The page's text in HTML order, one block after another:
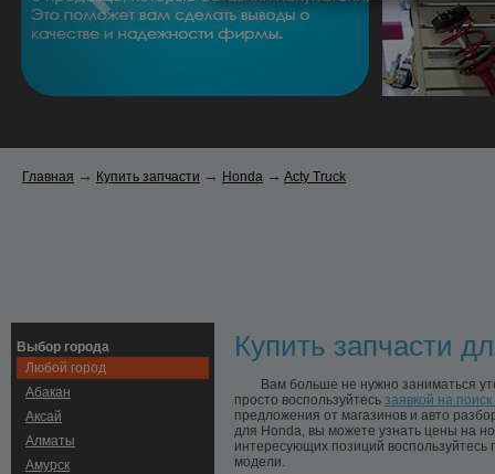
Главная → Купить запчасти → Honda → Acty Truck
Выбор города
Любой город
Абакан
Аксай
Алматы
Амурск
Купить запчасти
Вам больше не нужно заниматься
просто воспользуйтесь заявкой на
предложения от магазинов и авто
для Honda, вы можете узнать цены на
интересующих позиций воспользуйтесь
модели.